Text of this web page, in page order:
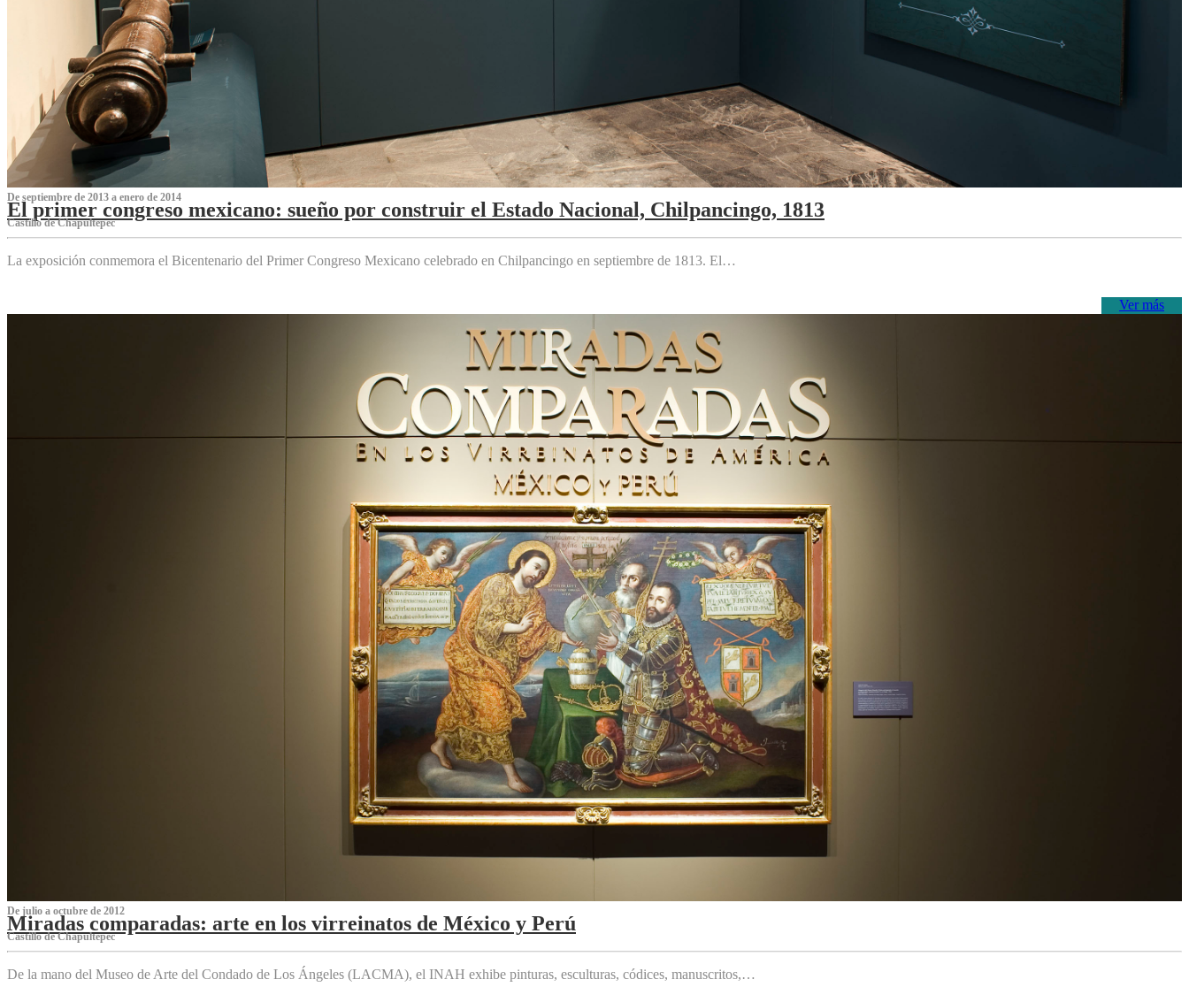
De septiembre de 2013 a enero de 2014
El primer congreso mexicano: sueño por construir el Estado Nacional, Chilpancingo, 1813
Castillo de Chapultepec
La exposición conmemora el Bicentenario del Primer Congreso Mexicano celebrado en Chilpancingo en septiembre de 1813. El…
Ver más
De julio a octubre de 2012
Miradas comparadas: arte en los virreinatos de México y Perú
Castillo de Chapultepec
De la mano del Museo de Arte del Condado de Los Ángeles (LACMA), el INAH exhibe pinturas, esculturas, códices, manuscritos,…